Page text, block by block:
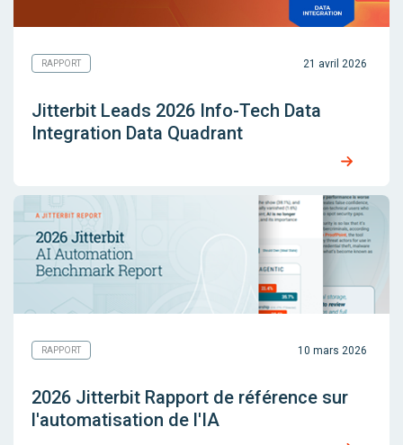
RAPPORT 21 avril 2026
Jitterbit Leads 2026 Info-Tech Data
Integration Data Quadrant
RAPPORT 10 mars 2026
2026 Jitterbit Rapport de référence sur
l'automatisation de l'IA